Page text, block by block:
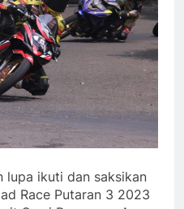
lupa ikuti dan saksikan
Race Putaran 3 2023